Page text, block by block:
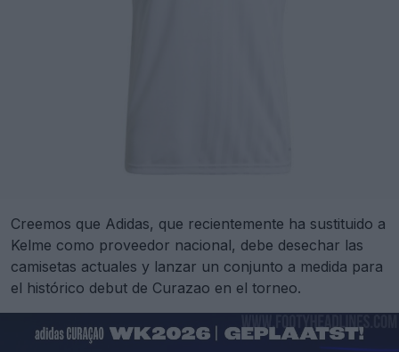
Creemos que Adidas, que recientemente ha sustituido a
Kelme como proveedor nacional, debe desechar las
camisetas actuales y lanzar un conjunto a medida para
el histórico debut de Curazao en el torneo.